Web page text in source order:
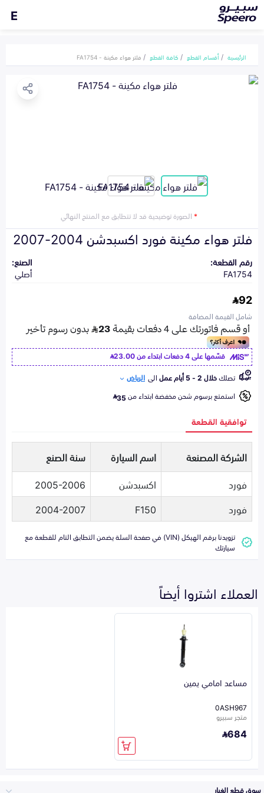
E
الرئيسية أقسام القطع كافة القطع فلتر هواء مكينة - FA1754
*الصورة توضيحية قد لا تتطابق مع المنتج النهائي
فلتر هواء مكينة فورد اكسبدشن 2004-2007
رقم القطعة:
FA1754
الصنع:
أصلي
92
شامل القيمة المضافة
قسّمها على 4 دفعات ابتداء من
23.00
تصلكخلال 2 - 5 أيام عمل الى الرياض
استمتع برسوم شحن مخفضة ابتداء من35
توافقية القطعة
الشركة المصنعة اسم السيارة
سنة الصنع
فورد
اكسبدشن
2005-2006
فورد
F150
2004-2007
تزويدنا برقم الهيكل (VIN) في صفحة السلة يضمن التطابق التام للقطعة مع
سيارتك
العملاء اشتروا أيضاً
مساعد امامي يمين
0ASH967
متجر سبيرو
684
سوق قطع الغيار